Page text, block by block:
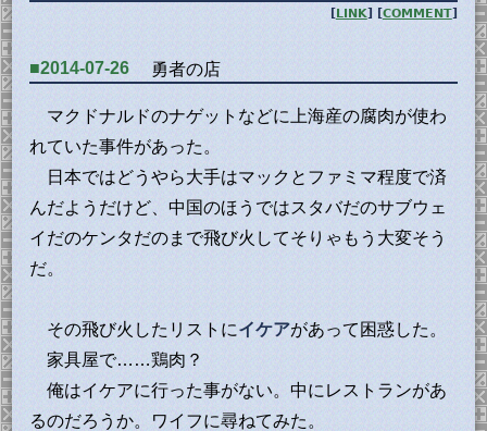
[LINK ] [COMMENT]
■2014-07-26 勇者の店
マクドナルドのナゲットなどに上海産の腐肉が使わ
れていた事件があった。
日本ではどうやら大手はマックとファミマ程度で済
んだようだけど、中国のほうではスタバだのサブウェ
イだのケンタだのまで飛び火してそりゃもう大変そう
だ。
その飛び火したリストにイケアがあって困惑した。
家具屋で……鶏肉？
俺はイケアに行った事がない。中にレストランがあ
るのだろうか。ワイフに尋ねてみた。